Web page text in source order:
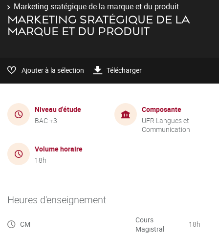
Marketing sratégique de la marque et du produit
MARKETING SRATÉGIQUE DE LA
MARQUE ET DU PRODUIT
Ajouter à la sélection Télécharger
Niveau d'étude
BAC +3
Composante
UFR Langues et
Communication
Volume horaire
18h
Heures d'enseignement
CM
Cours
Magistral
18h